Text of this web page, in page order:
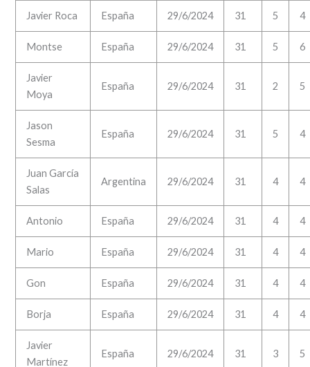
Javier Roca España 29/6/2024 31 5 4
Montse España 29/6/2024 31 5 6
Javier
Moya
España 29/6/2024 31 2 5
Jason
Sesma
España 29/6/2024 31 5 4
Juan García
Salas
Argentina 29/6/2024 31 4 4
Antonio España 29/6/2024 31 4 4
Mario España 29/6/2024 31 4 4
Gon España 29/6/2024 31 4 4
Borja España 29/6/2024 31 4 4
Javier
Martínez
España 29/6/2024 31 3 5